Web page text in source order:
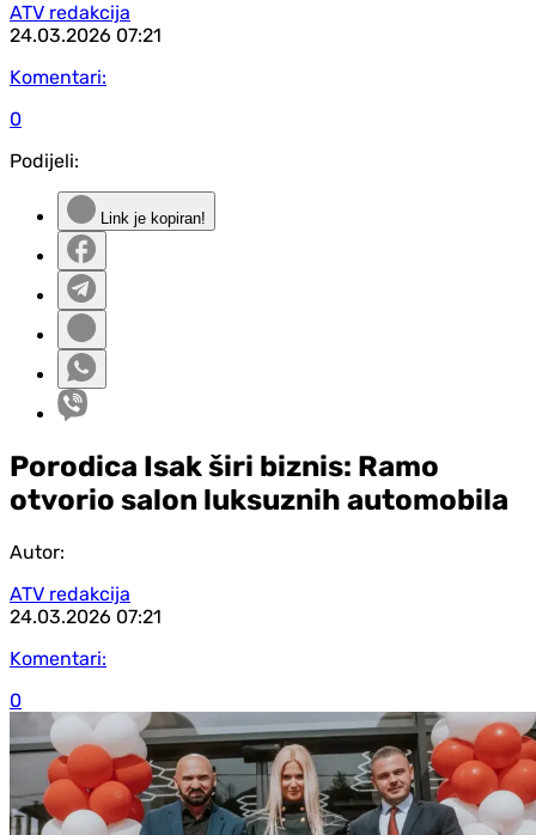
ATV redakcija
24.03.2026 07:21
Komentari:
0
Podijeli:
Link je kopiran!
Porodica Isak širi biznis: Ramo
otvorio salon luksuznih automobila
Autor:
ATV redakcija
24.03.2026 07:21
Komentari:
0